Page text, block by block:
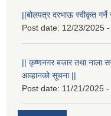
||बोलपत्र दरभाऊ स्वीकृत
Post date: 12/23/2025
|| कृष्णनगर बजार तथा नाला
आव्हानको सूचना ||
Post date: 11/21/2025